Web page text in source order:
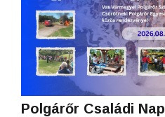
Polgárőr Családi Nap